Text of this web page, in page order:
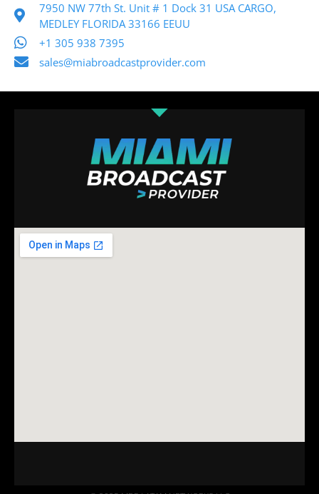
7950 NW 77th St. Unit # 1 Dock 31 USA CARGO,
MEDLEY FLORIDA 33166 EEUU
+1 305 938 7395
sales@miabroadcastprovider.com